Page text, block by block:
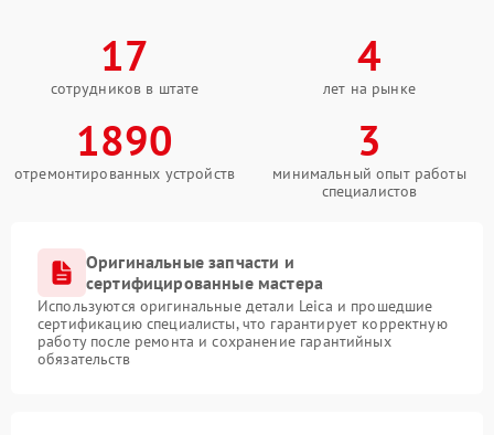
17
сотрудников в штате
4
лет на рынке
1890
отремонтированных устройств
3
минимальный опыт работы
специалистов
Оригинальные запчасти и
сертифицированные мастера
Используются оригинальные детали Leica и прошедшие
сертификацию специалисты, что гарантирует корректную
работу после ремонта и сохранение гарантийных
обязательств